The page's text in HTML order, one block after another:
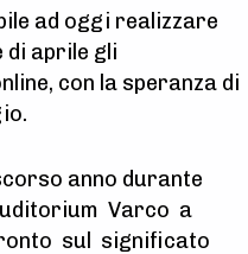
ad oggi realizzare
di aprile gli
con la speranza di
anno durante
Varco a
sul significato